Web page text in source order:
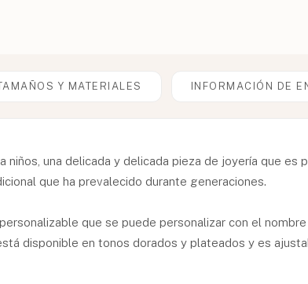
Y MATERIALES INFORMACIÓN DE
niños, una delicada y delicada pieza de joyería que es
que ha prevalecido durante generaciones.
que se puede personalizar con el
disponible en tonos dorados y plateados y es